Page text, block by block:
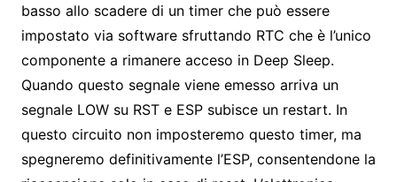
basso allo scadere di un timer che può essere
impostato via software sfruttando RTC che è l’unico
componente a rimanere acceso in Deep Sleep.
Quando questo segnale viene emesso arriva un
segnale LOW su RST e ESP subisce un restart. In
questo circuito non imposteremo questo timer, ma
spegneremo definitivamente l’ESP, consentendone la